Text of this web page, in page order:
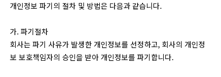
개인정보 파기의 절차 및 방법은 다음과 같습니다.
가. 파기절차
회사는 파기 사유가 발생한 개인정보를 선정하고, 회사의 개인정
보 보호책임자의 승인을 받아 개인정보를 파기합니다.